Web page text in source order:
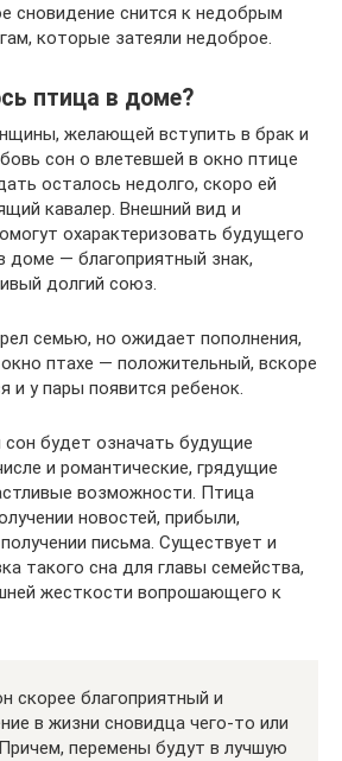
сновидение снится к недобрым
которые затеяли недоброе.
птица в доме?
желающей вступить в брак и
сон о влетевшей в окно птице
осталось недолго, скоро ей
кавалер. Внешний вид и
охарактеризовать будущего
доме — благоприятный знак,
долгий союз.
семью, но ожидает пополнения,
птахе — положительный, вскоре
и у пары появится ребенок.
будет означать будущие
и романтические, грядущие
возможности. Птица
новостей, прибыли,
письма. Существует и
такого сна для главы семейства,
жесткости вопрошающего к
скорее благоприятный и
в жизни сновидца чего-то или
перемены будут в лучшую